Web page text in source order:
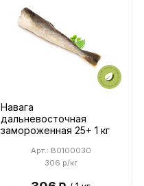
Навага
дальневосточная
замороженная 25+ 1 кг
306 р/кг
Арт.: B0100030